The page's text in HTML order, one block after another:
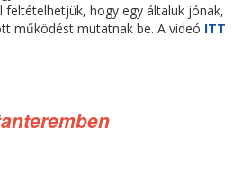
hogy egy általuk jónak,
működést mutatnak be. A videó ITT